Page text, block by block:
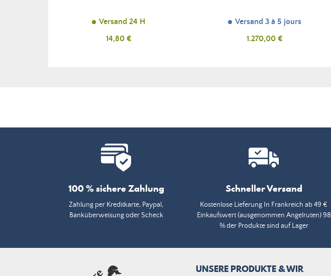
Versand 24 H
Preis
14,80 €
Versand 3 à 5 jours
Preis
1.270,00 €
100 % sichere Zahlung
Zahlung per Kreditkarte, Paypal,
Banküberweisung oder Scheck
Schneller Versand
Kostenlose Lieferung In Frankreich ab 49 €
Einkaufswert (ausgenommen Angelruten) 98
% der Produkte sind auf Lager
UNSERE PRODUKTE & WIR